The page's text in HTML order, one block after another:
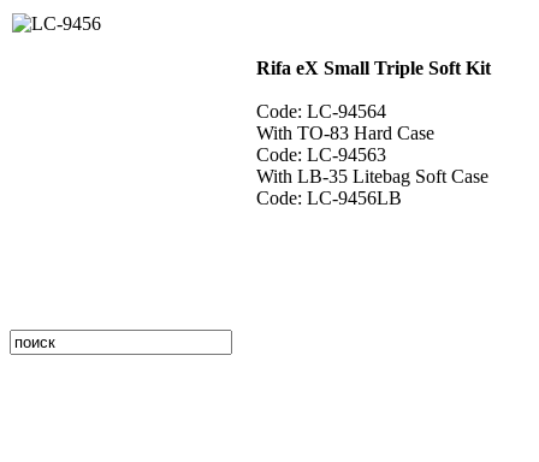
Rifa eX Small Triple Soft Kit
Code: LC-94564
With TO-83 Hard Case
Code: LC-94563
With LB-35 Litebag Soft Case
Code: LC-9456LB